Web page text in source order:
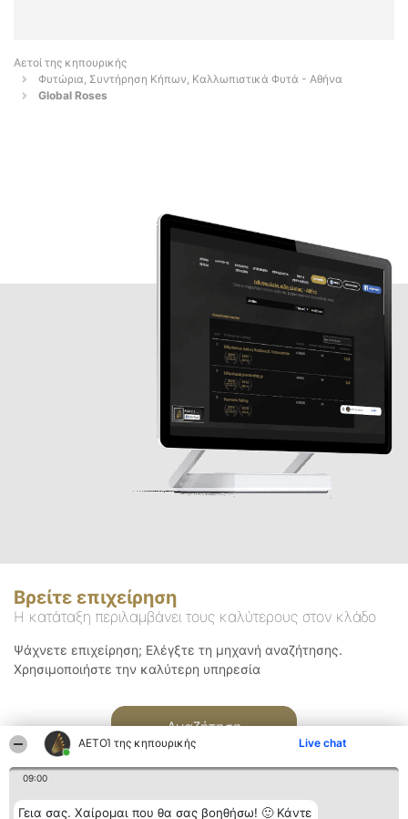
ΑΕΤΟΊ της κηπουρικής Live chat
09:00
Γεια σας. Χαίρομαι που θα σας βοηθήσω! 🙂 Κάντε
Αετοί της κηπουρικής
Φυτώρια, Συντήρηση Κήπων, Καλλωπιστικά Φυτά - Αθήνα
Global Roses
Βρείτε επιχείρηση
Η κατάταξη περιλαμβάνει τους καλύτερους στον κλάδο
Ψάχνετε επιχείρηση; Ελέγξτε τη μηχανή αναζήτησης.
Χρησιμοποιήστε την καλύτερη υπηρεσία
Αναζήτηση